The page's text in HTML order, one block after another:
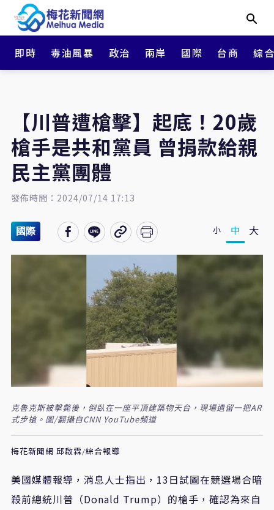
即時 毒油風暴 政治 兩岸 國際 台商 綜
【川普遭槍擊】起底！20歲
槍手是共和黨員 曾捐款給親
民主黨團體
發佈時間：2024/07/14 17:13
國際 小 中 大
克魯克斯被擊斃後，倒臥在一座平頂建築物天台，現場遺留一把AR
式步槍。圖/翻攝自CNN YouTube頻道
梅花新聞網 邱啟霖/綜合報導
美國媒體報導，消息人士指出，13日試圖在競選場合暗
殺前總統川普（Donald Trump）的槍手，確認為來自